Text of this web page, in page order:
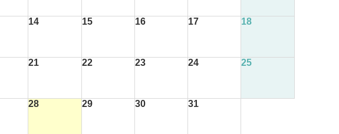
14 15 16 17 18
21 22 23 24 25
28 29 30 31